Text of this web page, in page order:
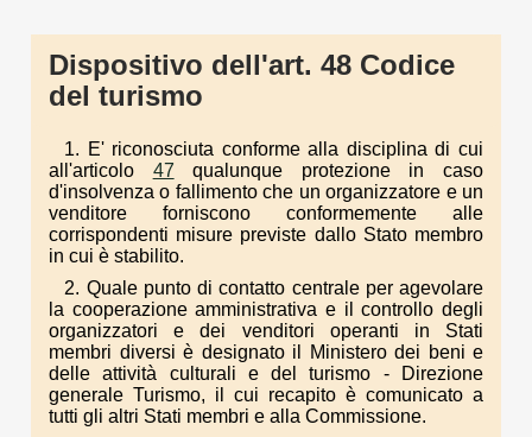
Dispositivo dell'art. 48 Codice
del turismo
1. E' riconosciuta conforme alla disciplina di cui
all'articolo 47 qualunque protezione in caso
d'insolvenza o fallimento che un organizzatore e un
venditore forniscono conformemente alle
corrispondenti misure previste dallo Stato membro
in cui è stabilito.
2. Quale punto di contatto centrale per agevolare
la cooperazione amministrativa e il controllo degli
organizzatori e dei venditori operanti in Stati
membri diversi è designato il Ministero dei beni e
delle attività culturali e del turismo - Direzione
generale Turismo, il cui recapito è comunicato a
tutti gli altri Stati membri e alla Commissione.